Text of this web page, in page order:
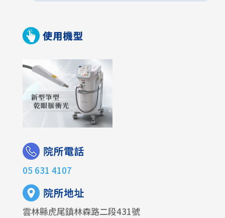
05 631 4107
雲林縣虎尾鎮林森路二段431號